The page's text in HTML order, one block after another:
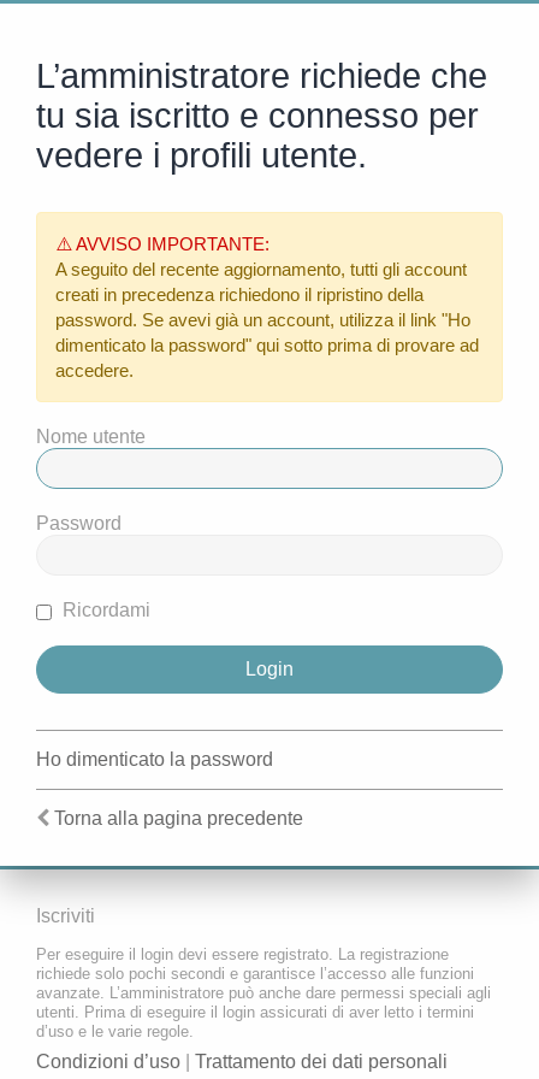
L’amministratore richiede che
tu sia iscritto e connesso per
vedere i profili utente.
⚠️ AVVISO IMPORTANTE:
A seguito del recente aggiornamento, tutti gli account
creati in precedenza richiedono il ripristino della
password. Se avevi già un account, utilizza il link "Ho
dimenticato la password" qui sotto prima di provare ad
accedere.
Nome utente
Password
Ricordami
Ho dimenticato la password
Torna alla pagina precedente
Iscriviti
Per eseguire il login devi essere registrato. La registrazione
richiede solo pochi secondi e garantisce l’accesso alle funzioni
avanzate. L’amministratore può anche dare permessi speciali agli
utenti. Prima di eseguire il login assicurati di aver letto i termini
d’uso e le varie regole.
Condizioni d’uso Trattamento dei dati personali